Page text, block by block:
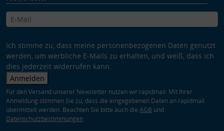
Ich stimme zu, dass meine personenbezogenen Daten genutzt
werden, um werbliche E-Mails zu erhalten, und weiß, dass ich
dies jederzeit widerrufen kann.
Anmelden
Für den Versand unserer Newsletter nutzen wir rapidmail. Mit Ihrer
Anmeldung stimmen Sie zu, dass die eingegebenen Daten an rapidmail
übermittelt werden. Beachten Sie bitte auch die AGB und
Datenschutzbestimmungen.